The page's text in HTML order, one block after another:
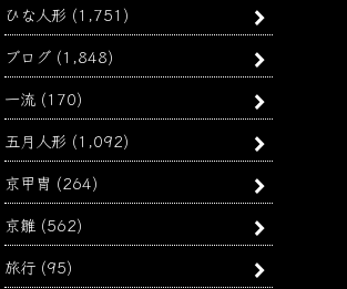
ひな人形 (1,751)
ブログ(1,848)
一流(170)
五月人形 (1,092)
京甲冑 (264)
京雛(562)
旅行(95)